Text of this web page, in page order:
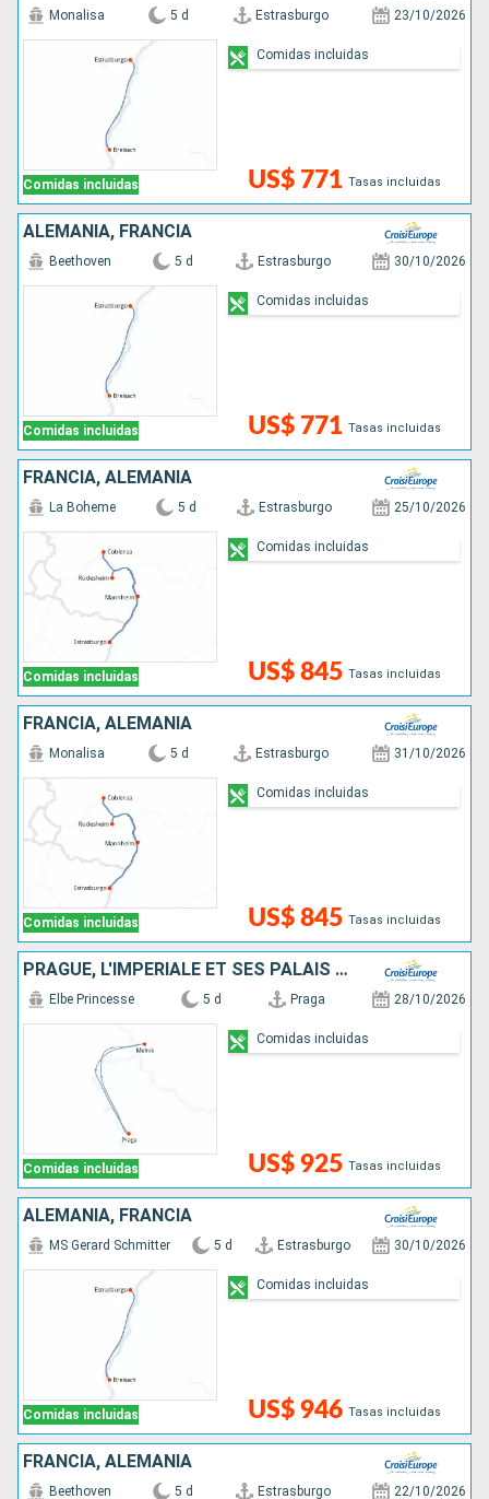
Comidas incluidas
Monalisa 5 d Estrasburgo 23/10/2026
US$ 771 Tasas incluidas
Comidas incluidas
ALEMANIA, FRANCIA
Comidas incluidas
Beethoven 5 d Estrasburgo 30/10/2026
US$ 771 Tasas incluidas
Comidas incluidas
FRANCIA, ALEMANIA
Comidas incluidas
La Boheme 5 d Estrasburgo 25/10/2026
US$ 845 Tasas incluidas
Comidas incluidas
FRANCIA, ALEMANIA
Comidas incluidas
Monalisa 5 d Estrasburgo 31/10/2026
US$ 845 Tasas incluidas
Comidas incluidas
PRAGUE, L'IMPÉRIALE ET SES PALAIS D'EXCEPTION, UNE CROISIÈRE DANS L'INTIMITÉ DES GRANDES FAMILLES ARISTOCRATIQUES
Comidas incluidas
Elbe Princesse 5 d Praga 28/10/2026
US$ 925 Tasas incluidas
Comidas incluidas
ALEMANIA, FRANCIA
Comidas incluidas
MS Gerard Schmitter 5 d Estrasburgo 30/10/2026
US$ 946 Tasas incluidas
Comidas incluidas
FRANCIA, ALEMANIA
Beethoven 5 d Estrasburgo 22/10/2026